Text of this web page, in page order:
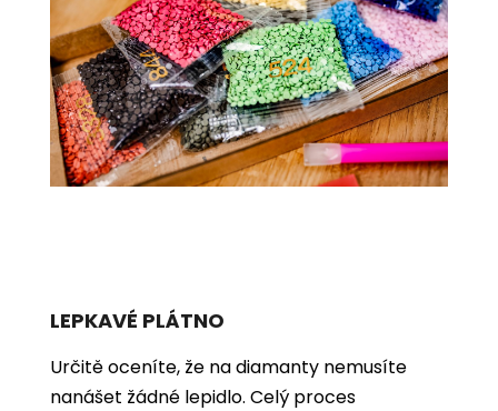
LEPKAVÉ PLÁTNO
Určitě oceníte, že na diamanty nemusíte
nanášet žádné lepidlo. Celý proces